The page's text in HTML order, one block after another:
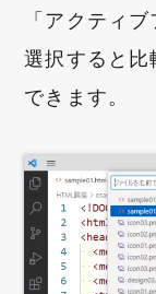
「アクティ
選択すると比
できます。